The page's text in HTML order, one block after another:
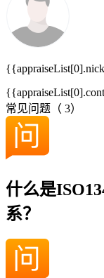
常见问题（ 3）
什么是
系？